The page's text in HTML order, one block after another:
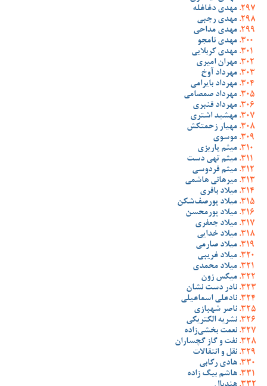
مهدی دغاغله
مهدی رجبی
مهدی مداحی
مهدی نامجو
مهدی کربلایی
مهران امیری
مهرداد آوخ
مهرداد بایرامی
مهرداد صمصامی
مهرداد قنبری
مهشید اشتری
مهیار زحمتکش
موسوی
میثم پاریزی
میثم تهی دست
میثم فردوسی
میرهانی هاشمی
میلاد باقری
میلاد پورصف‌شکن
میلاد پورمحسن
میلاد جعفری
میلاد خدایی
میلاد صارمی
میلاد غریبی
میلاد محمدی
میکس زون
نادر دست نشان
نادعلی اسماعیلی
ناصر شهبازی
نشریه الکتریکی
نعمت بخشی‌زاده
نفت و گاز گچساران
نقل و انتقالات
هادی رکابی
هاشم بیگ زاده